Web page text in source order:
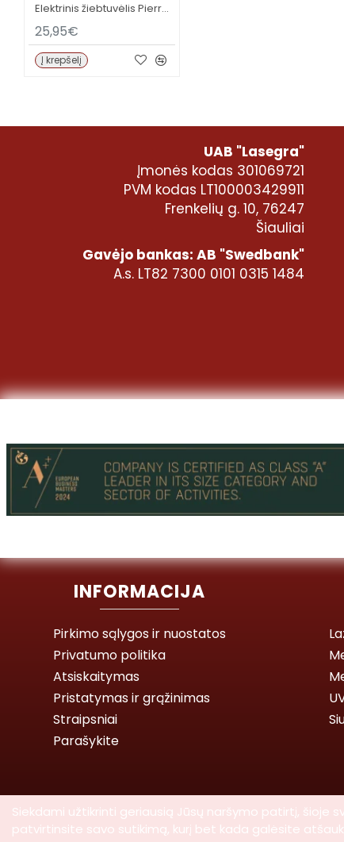
Siekdami užtikrinti geriausią Jūsų naršymo patirtį, šioje
patvirtinsite savo sutikimą, kurį bet kada galėsite
Elektrinis žiebtuvėlis Pierre Cardin
25,95€
Į krepšelį
UAB "Lasegra"
Įmonės kodas 301069721
PVM kodas LT100003429911
Frenkelių g. 10, 76247
Šiauliai
Gavėjo bankas: AB "Swedbank"
A.s. LT82 7300 0101 0315 1484
INFORMACIJA
Pirkimo sąlygos ir nuostatos
Privatumo politika
Atsiskaitymas
Pristatymas ir grąžinimas
Straipsniai
Parašykite